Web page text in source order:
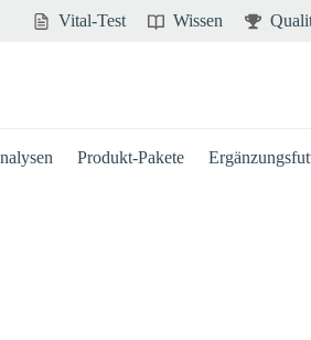
Vital-Test Wissen
Produkt-Pakete